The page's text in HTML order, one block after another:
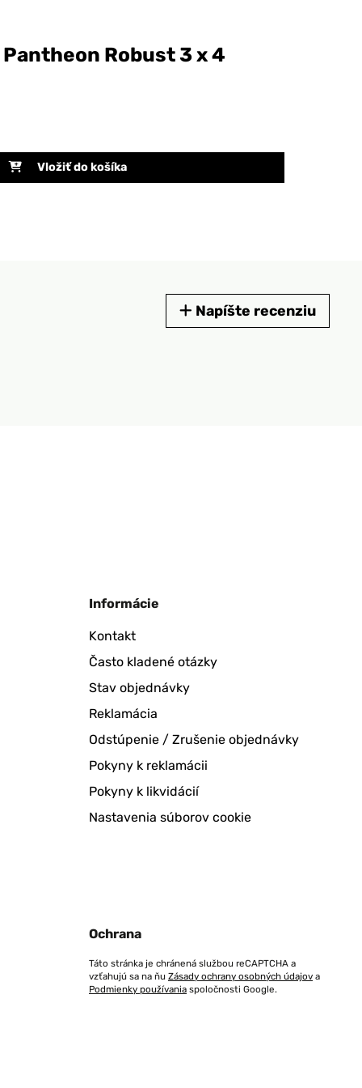
Robust 3 x 4
Vložiť do košíka
Napíšte recenziu
Informácie
Kontakt
Často kladené otázky
Stav objednávky
Reklamácia
Odstúpenie / Zrušenie objednávky
Pokyny k reklamácii
Pokyny k likvidácií
Nastavenia súborov cookie
Ochrana
Táto stránka je chránená službou reCAPTCHA a
vzťahujú sa na ňu Zásady ochrany osobných údajov a
Podmienky používania spoločnosti Google.